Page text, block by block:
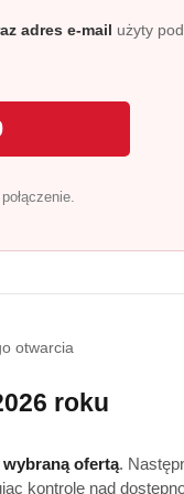
okrężnymi
martwy naskórek.
adres e-mail użyty
otwarcia
roku
ofertą.
kontrolę nad